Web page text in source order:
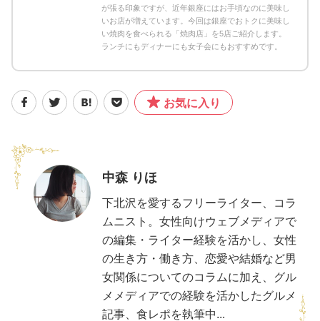
が張る印象ですが、近年銀座にはお手頃なのに美味し
いお店が増えています。今回は銀座でおトクに美味し
い焼肉を食べられる「焼肉店」を5店ご紹介します。
ランチにもディナーにも女子会にもおすすめです。
お気に入り
中森 りほ
下北沢を愛するフリーライター、コラ
ムニスト。女性向けウェブメディアで
の編集・ライター経験を活かし、女性
の生き方・働き方、恋愛や結婚など男
女関係についてのコラムに加え、グル
メメディアでの経験を活かしたグルメ
記事、食レポを執筆中...